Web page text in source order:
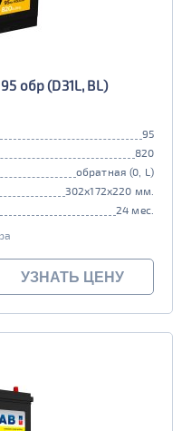
обр (D31L, BL)
95
820
обратная (0, L)
302x172x220 мм.
24 мес.
УЗНАТЬ ЦЕНУ